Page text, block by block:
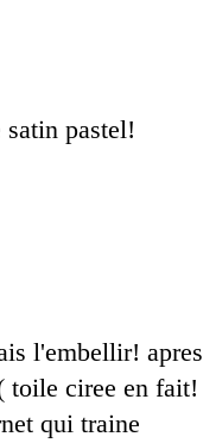
satin pastel!
l'embellir! apres
toile ciree en fait!
qui traine